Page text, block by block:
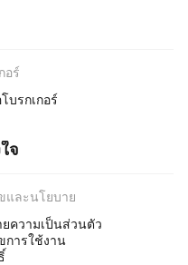
อร์
บรกเกอร์
จ
และนโยบาย
ความเป็นส่วนตัว
การใช้งาน